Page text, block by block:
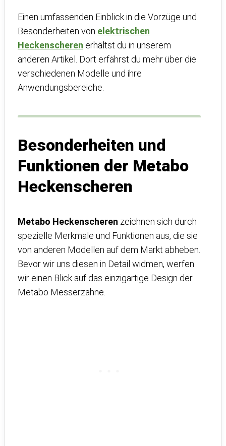
Einen umfassenden Einblick in die Vorzüge und
Besonderheiten von elektrischen
Heckenscheren erhältst du in unserem
anderen Artikel. Dort erfährst du mehr über die
verschiedenen Modelle und ihre
Anwendungsbereiche.
Besonderheiten und
Funktionen der Metabo
Heckenscheren
Metabo Heckenscheren zeichnen sich durch
spezielle Merkmale und Funktionen aus, die sie
von anderen Modellen auf dem Markt abheben.
Bevor wir uns diesen in Detail widmen, werfen
wir einen Blick auf das einzigartige Design der
Metabo Messerzähne.